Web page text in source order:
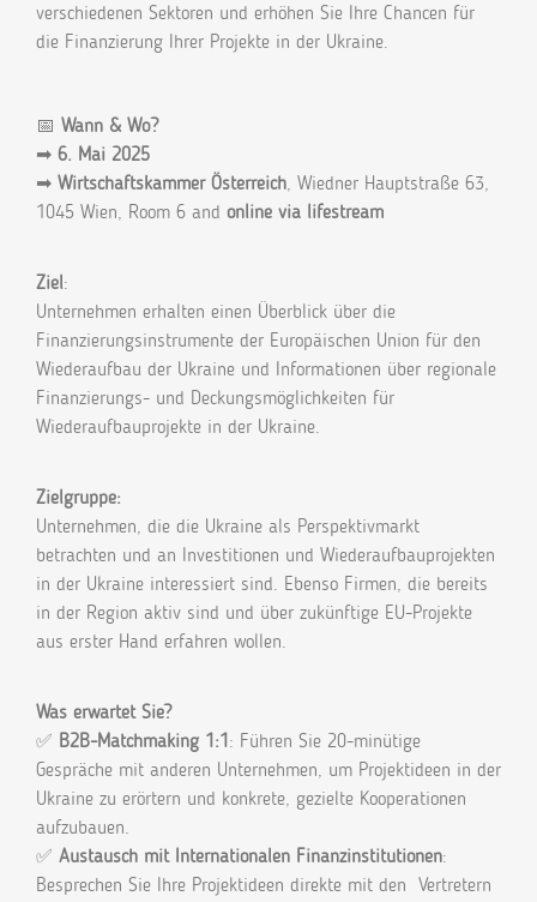
verschiedenen Sektoren und erhöhen Sie Ihre Chancen für
die Finanzierung Ihrer Projekte in der Ukraine.
📅 Wann & Wo?
➡ 6. Mai 2025
➡ Wirtschaftskammer Österreich, Wiedner Hauptstraße 63,
1045 Wien, Room 6 and online via lifestream
Ziel:
Unternehmen erhalten einen Überblick über die
Finanzierungsinstrumente der Europäischen Union für den
Wiederaufbau der Ukraine und Informationen über regionale
Finanzierungs- und Deckungsmöglichkeiten für
Wiederaufbauprojekte in der Ukraine.
Zielgruppe:
Unternehmen, die die Ukraine als Perspektivmarkt
betrachten und an Investitionen und Wiederaufbauprojekten
in der Ukraine interessiert sind. Ebenso Firmen, die bereits
in der Region aktiv sind und über zukünftige EU-Projekte
aus erster Hand erfahren wollen.
Was erwartet Sie?
✅ B2B-Matchmaking 1:1: Führen Sie 20-minütige
Gespräche mit anderen Unternehmen, um Projektideen in der
Ukraine zu erörtern und konkrete, gezielte Kooperationen
aufzubauen.
✅ Austausch mit Internationalen Finanzinstitutionen:
Besprechen Sie Ihre Projektideen direkte mit den Vertretern